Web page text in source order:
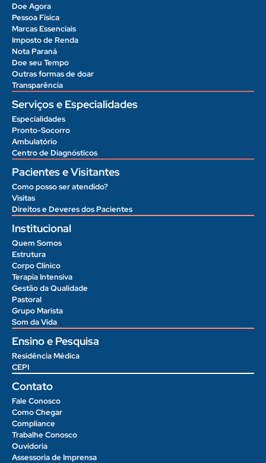
Doe Agora
Pessoa Física
Marcas Essenciais
Imposto de Renda
Nota Paraná
Doe seu Tempo
Outras formas de doar
Transparência
Serviços e Especialidades
Especialidades
Pronto-Socorro
Ambulatório
Centro de Diagnósticos
Pacientes e Visitantes
Como posso ser atendido?
Visitas
Direitos e Deveres dos Pacientes
Institucional
Quem Somos
Estrutura
Corpo Clínico
Terapia Intensiva
Gestão da Qualidade
Pastoral
Grupo Marista
Som da Vida
Ensino e Pesquisa
Residência Médica
CEPI
Contato
Fale Conosco
Como Chegar
Compliance
Trabalhe Conosco
Ouvidoria
Assessoria de Imprensa